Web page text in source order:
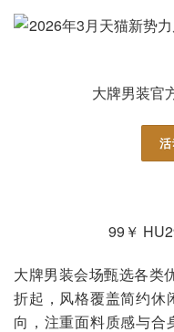
大牌男装官
99￥
大牌男装会场甄选各类
折起，风格覆盖简约休
向，注重面料质感与合